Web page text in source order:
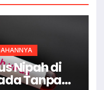
Nipah di
Tanpa